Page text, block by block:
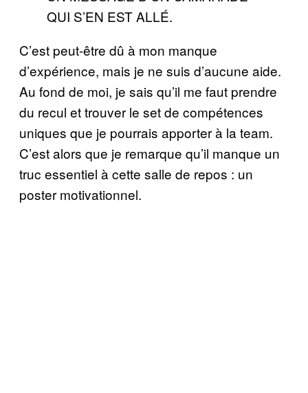
QUI S’EN EST ALLÉ.
C’est peut-être dû à mon manque
d’expérience, mais je ne suis d’aucune aide.
Au fond de moi, je sais qu’il me faut prendre
du recul et trouver le set de compétences
uniques que je pourrais apporter à la team.
C’est alors que je remarque qu’il manque un
truc essentiel à cette salle de repos : un
poster motivationnel.